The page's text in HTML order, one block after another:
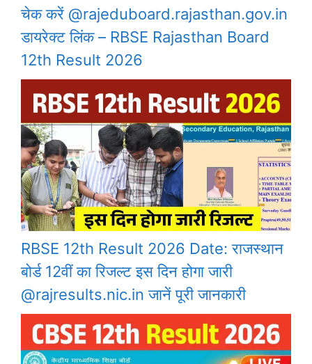
चेक करें @rajeduboard.rajasthan.gov.in
डायरेक्ट लिंक – RBSE Rajasthan Board
12th Result 2026
RBSE 12th Result 2026 Date: राजस्थान
बोर्ड 12वीं का रिजल्ट इस दिन होगा जारी
@rajresults.nic.in जानें पूरी जानकारी